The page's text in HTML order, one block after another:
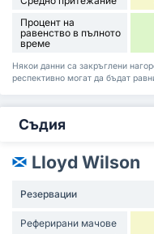
Процент на
равенство в пълното
време
Някои данни са закръглени
респективно могат да бъдат
Съдия
Lloyd Wilson
Резервации
Реферирани мачове